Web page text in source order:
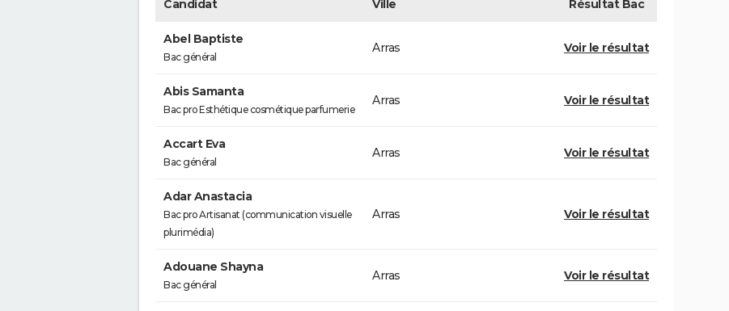
Candidat Ville RésultatBac
Abel Baptiste
Bac général
Arras Voir le résultat
Abis Samanta
Bac pro Esthétique cosmétique parfumerie
Arras Voir le résultat
Accart Eva
Bac général
Arras Voir le résultat
Adar Anastacia
Bac pro Artisanat (communication visuelle
plurimédia)
Arras Voir le résultat
Adouane Shayna
Bac général
Arras Voir le résultat